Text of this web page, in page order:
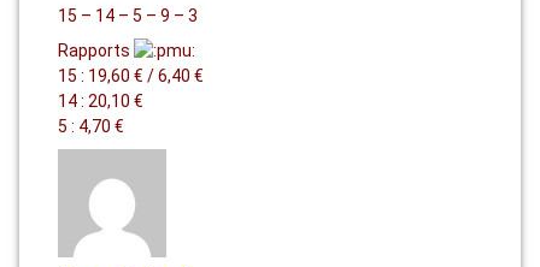
15 – 14 – 5 – 9 – 3
Rapports
15 : 19,60 € / 6,40 €
14 : 20,10 €
5 : 4,70 €